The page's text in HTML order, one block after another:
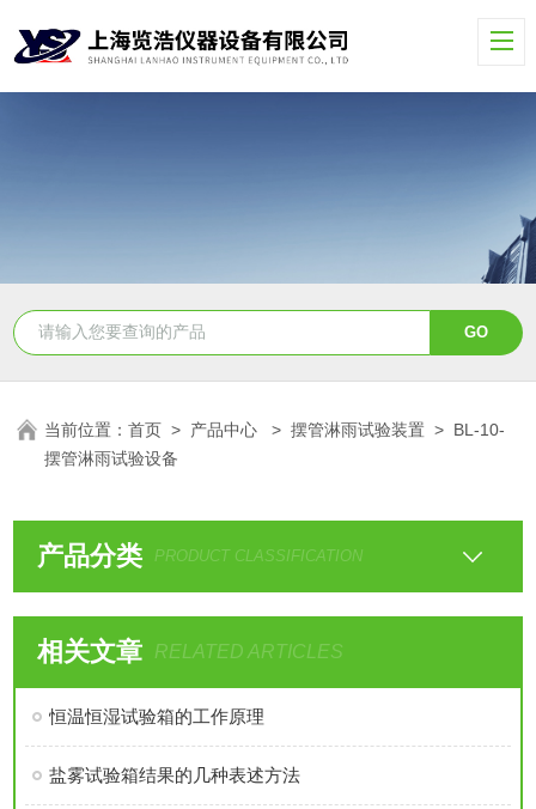
当前位置：首页 > 产品中心 >摆管淋雨试验装置 > BL-10-
摆管淋雨试验设备
产品分类 PRODUCT CLASSIFICATION
相关文章 RELATED ARTICLES
恒温恒湿试验箱的工作原理
盐雾试验箱结果的几种表述方法